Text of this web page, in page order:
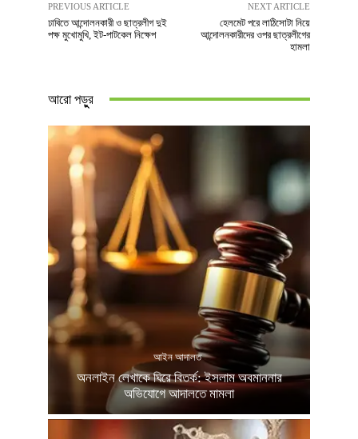
PREVIOUS ARTICLE
ঢাবিতে আন্দোলনকারী ও ছাত্রলীগ দুই
পক্ষ মুখোমুখি, ইট-পাটকেল নিক্ষেপ
NEXT ARTICLE
হেলমেট পরে লাঠিসোটা নিয়ে
আন্দোলনকারীদের ওপর ছাত্রলীগের
হামলা
আরো পড়ুুর
আইন আদালত
অনলাইন লেখাকে ঘিরে বিতর্ক: ইসলাম অবমাননার
অভিযোগে আদালতে মামলা